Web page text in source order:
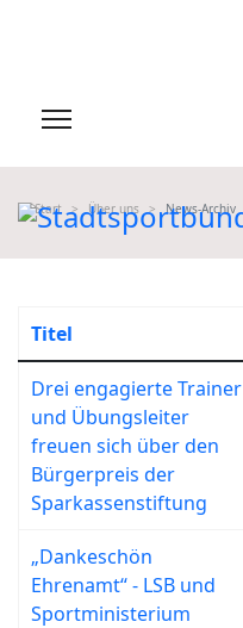
Start Über uns News-Archiv
Titel
Drei engagierte Trainer
und Übungsleiter
freuen sich über den
Bürgerpreis der
Sparkassenstiftung
„Dankeschön
Ehrenamt“ - LSB und
Sportministerium